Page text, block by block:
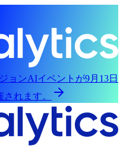
ョンAIイベントが9月13日
れます。